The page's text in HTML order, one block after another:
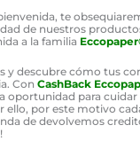
te
de nuestros
a la familia
y descubre cómo tus
Con CashBack
oportunidad para cuidar
ello, por este motivo
de devolvemos